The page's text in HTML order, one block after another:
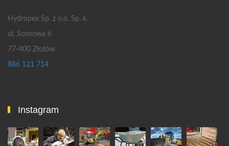
Hydropex Sp. z o.o. Sp. k.
ul. Sosnowa 6
77-400 Złotów
886 121 714
Instagram